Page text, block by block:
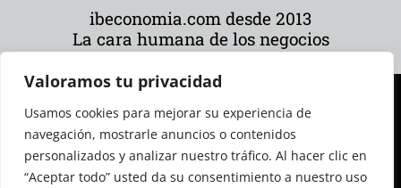
Valoramos tu privacidad
Usamos cookies para mejorar su experiencia de
navegación, mostrarle anuncios o contenidos
personalizados y analizar nuestro tráfico. Al hacer clic en
“Aceptar todo” usted da su consentimiento a nuestro uso
ibeconomia.com desde 2013
La cara humana de los negocios